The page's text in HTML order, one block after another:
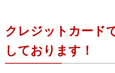
クレジットカード
しております！